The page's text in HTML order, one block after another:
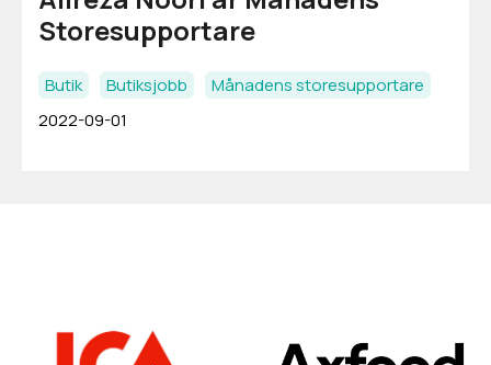
Storesupportare
Butik Butiksjobb
Månadens storesupportare
2022-09-01